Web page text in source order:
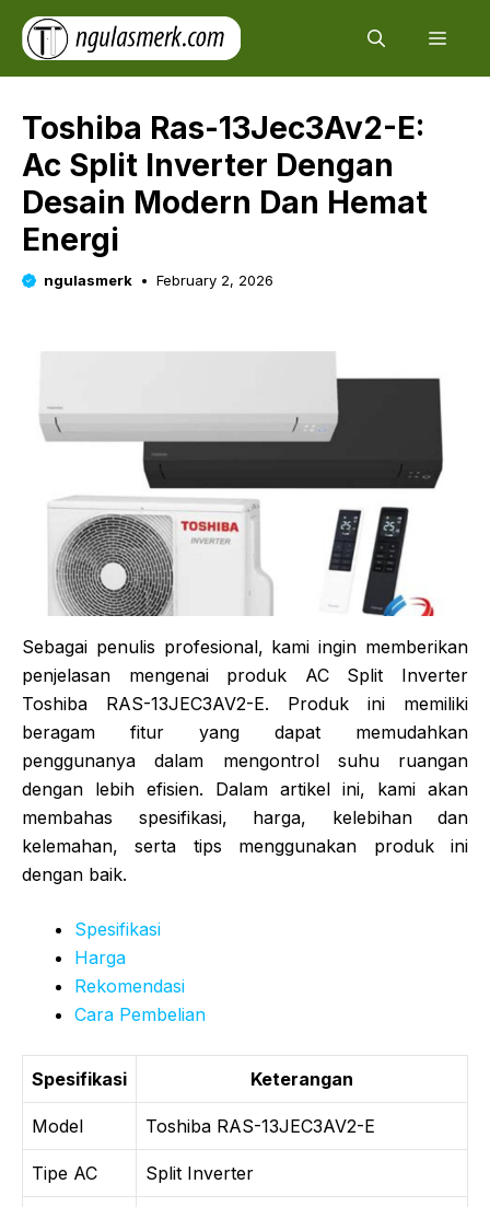
Skip
content
Toshiba Ras-13Jec3Av2-E:
Ac Split Inverter Dengan
Desain Modern Dan Hemat
Energi
ngulasmerk February 2, 2026
Sebagai penulis profesional, kami ingin memberikan
penjelasan mengenai produk AC Split Inverter
Toshiba RAS-13JEC3AV2-E. Produk ini memiliki
beragam fitur yang dapat memudahkan
penggunanya dalam mengontrol suhu ruangan
dengan lebih efisien. Dalam artikel ini, kami akan
membahas spesifikasi, harga, kelebihan dan
kelemahan, serta tips menggunakan produk ini
dengan baik.
Spesifikasi
Harga
Rekomendasi
Cara Pembelian
Spesifikasi Keterangan
Model Toshiba RAS-13JEC3AV2-E
Tipe AC Split Inverter